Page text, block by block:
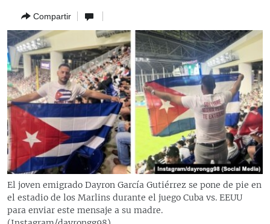
la
búsqueda
OPINIÓN GRÁFICA
AUDIOVISUALES MARTÍ
RADIO MARTÍ
ESPECIALES
ESPECIALES
LA REALIDAD DE LA VIVIENDA EN CUBA
KENTU-CUBANO
LOS SANTOS DE HIALEAH
MULTIMEDIA
EDITORIALES
SÍGUENOS
Compartir
El joven emigrado Dayron García Gutiérrez se pone de pie en
el estadio de los Marlins durante el juego Cuba vs. EEUU
para enviar este mensaje a su madre.